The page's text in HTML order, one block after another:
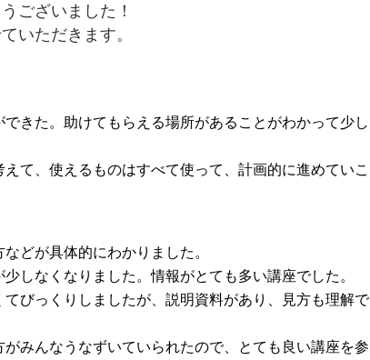
ございました！
いただきます。
きた。助けてもらえる場所があることがわかって少し
て、使えるものはすべて使って、計画的に進めていこ
どが具体的にわかりました。
しなくなりました。情報がとても多い講座でした。
びっくりしましたが、説明資料があり、見方も理解で
みんなうなずいていられたので、とても良い講座を参